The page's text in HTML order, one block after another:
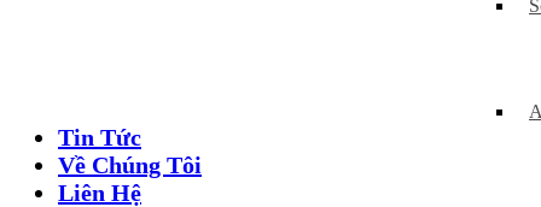
Tin Tức
Về Chúng Tôi
Liên Hệ